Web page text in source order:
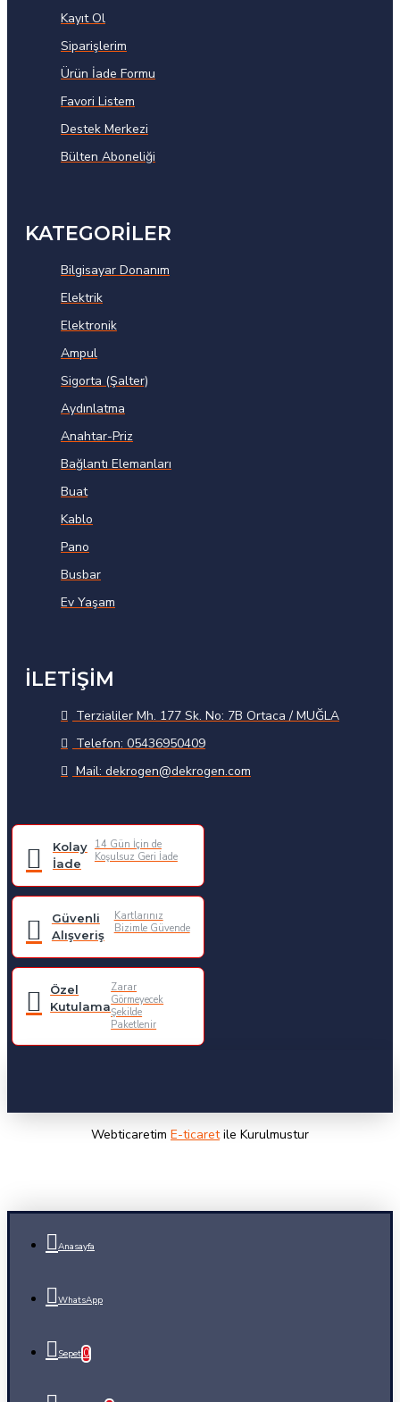
Kayıt Ol
Siparişlerim
Ürün İade Formu
Favori Listem
Destek Merkezi
Bülten Aboneliği
KATEGORİLER
Bilgisayar Donanım
Elektrik
Elektronik
Ampul
Sigorta (Şalter)
Aydınlatma
Anahtar-Priz
Bağlantı Elemanları
Buat
Kablo
Pano
Busbar
Ev Yaşam
İLETİŞİM
Terzialiler Mh. 177 Sk. No: 7B Ortaca / MUĞLA
Telefon: 05436950409
Mail: dekrogen@dekrogen.com
Kolay
İade
14 Gün İçin de
Koşulsuz Geri İade
Güvenli
Alışveriş
Kartlarınız
Bizimle Güvende
Özel
Kutulama
Zarar
Görmeyecek
Şekilde
Paketlenir
Webticaretim E-ticaretile Kurulmustur
Anasayfa
WhatsApp
Sepet 0